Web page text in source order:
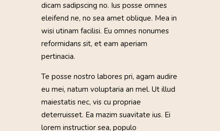
dicam sadipscing no. Ius posse omnes
eleifend ne, no sea amet oblique. Mea in
wisi utinam facilisi. Eu omnes nonumes
reformidans sit, et eam aperiam
pertinacia.
Te posse nostro labores pri, agam audire
eu mei, natum voluptaria an mel. Ut illud
maiestatis nec, vis cu propriae
deterruisset. Ea mazim suavitate ius. Ei
lorem instructior sea, populo